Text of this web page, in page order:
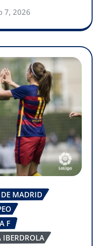
7, 2026
MADRID
F
IBERDROLA